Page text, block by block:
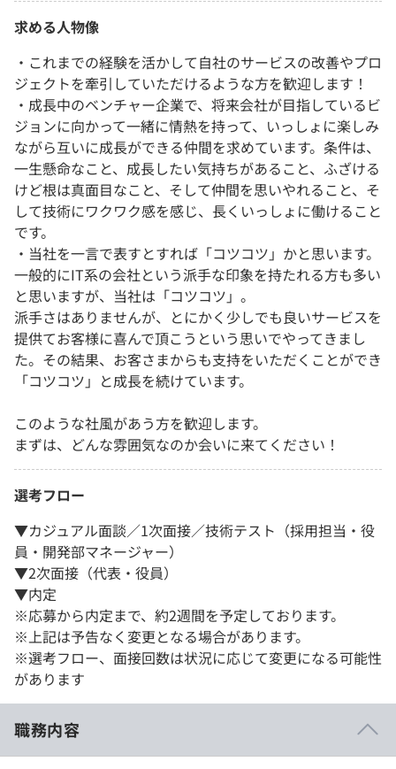
求める人物像
・これまでの経験を活かして自社のサービスの改善やプロ
ジェクトを牽引していただけるような方を歓迎します！
・成長中のベンチャー企業で、将来会社が目指しているビ
ジョンに向かって一緒に情熱を持って、いっしょに楽しみ
ながら互いに成長ができる仲間を求めています。条件は、
一生懸命なこと、成長したい気持ちがあること、ふざける
けど根は真面目なこと、そして仲間を思いやれること、そ
して技術にワクワク感を感じ、長くいっしょに働けること
です。
・当社を一言で表すとすれば「コツコツ」かと思います。
一般的にIT系の会社という派手な印象を持たれる方も多い
と思いますが、当社は「コツコツ」。
派手さはありませんが、とにかく少しでも良いサービスを
提供てお客様に喜んで頂こうという思いでやってきまし
た。その結果、お客さまからも支持をいただくことができ
「コツコツ」と成長を続けています。
このような社風があう方を歓迎します。
まずは、どんな雰囲気なのか会いに来てください！
選考フロー
▼カジュアル面談／1次面接／技術テスト（採用担当・役
員・開発部マネージャー）
▼2次面接（代表・役員）
▼内定
※応募から内定まで、約2週間を予定しております。
※上記は予告なく変更となる場合があります。
※選考フロー、面接回数は状況に応じて変更になる可能性
があります
職務内容